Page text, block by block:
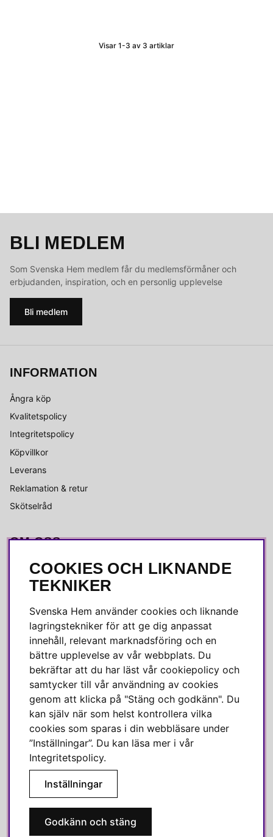
Visar 1-3 av 3 artiklar
BLI MEDLEM
Som Svenska Hem medlem får du medlemsförmåner och
erbjudanden, inspiration, och en personlig upplevelse
Bli medlem
INFORMATION
Ångra köp
Kvalitetspolicy
Integritetspolicy
Köpvillkor
Leverans
Reklamation & retur
Skötselråd
OM OSS
Alla recensioner
Jobba hos oss
Kundservice
Medlemsklubb
Press & media
SOCIALA MEDIER
Facebook
Instagram
Linkedin
Pinterest
SVENSKA HEM
COOKIES OCH LIKNANDE
TEKNIKER
Svenska Hem använder cookies och liknande
lagringstekniker för att ge dig anpassat
innehåll, relevant marknadsföring och en
bättre upplevelse av vår webbplats. Du
bekräftar att du har läst vår cookiepolicy och
samtycker till vår användning av cookies
genom att klicka på "Stäng och godkänn". Du
kan själv när som helst kontrollera vilka
cookies som sparas i din webbläsare under
”Inställningar”. Du kan läsa mer i vår
Integritetspolicy.
Inställningar
Godkänn och stäng